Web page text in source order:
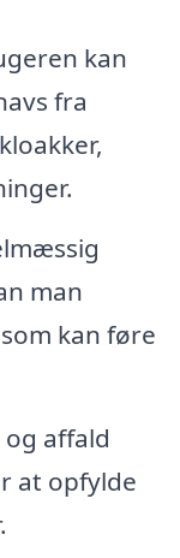
kan
fra
man
kan føre
og affald
at opfylde